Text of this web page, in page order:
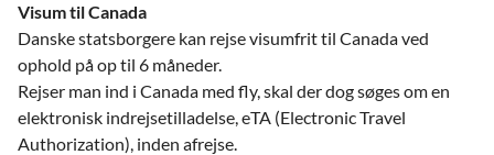
Visum til Canada
Danske statsborgere kan rejse visumfrit til Canada ved
ophold på op til 6 måneder.
Rejser man ind i Canada med fly, skal der dog søges om en
elektronisk indrejsetilladelse, eTA (Electronic Travel
Authorization), inden afrejse.